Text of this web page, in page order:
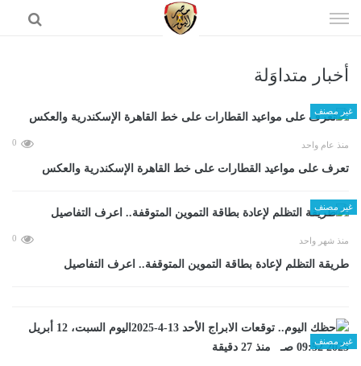
الى
أخبار متداوَلة
غير مصنف
منذ عام واحد 0
تعرف على مواعيد القطارات على خط القاهرة الإسكندرية والعكس
غير مصنف
منذ شهر واحد 0
طريقة التظلم لإعادة بطاقة التموين المتوقفة.. اعرف التفاصيل
غير مصنف